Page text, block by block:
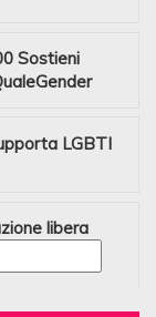
Sostieni
LGBTI
libera